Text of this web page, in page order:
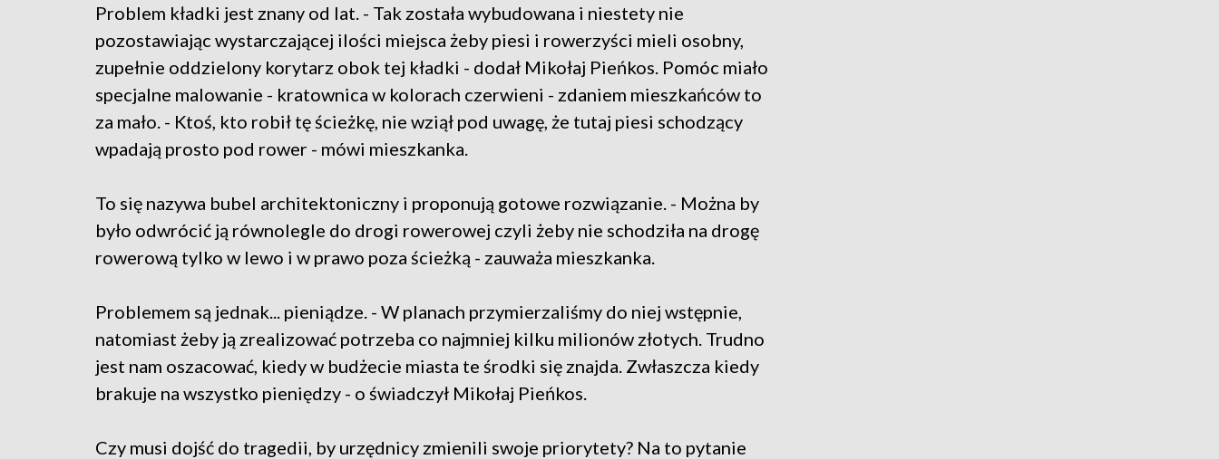
Problem kładki jest znany od lat. - Tak została wybudowana i niestety nie
pozostawiając wystarczającej ilości miejsca żeby piesi i rowerzyści mieli osobny,
zupełnie oddzielony korytarz obok tej kładki - dodał Mikołaj Pieńkos. Pomóc miało
specjalne malowanie - kratownica w kolorach czerwieni - zdaniem mieszkańców to
za mało. - Ktoś, kto robił tę ścieżkę, nie wziął pod uwagę, że tutaj piesi schodzący
wpadają prosto pod rower - mówi mieszkanka.
To się nazywa bubel architektoniczny i proponują gotowe rozwiązanie. - Można by
było odwrócić ją równolegle do drogi rowerowej czyli żeby nie schodziła na drogę
rowerową tylko w lewo i w prawo poza ścieżką - zauważa mieszkanka.
Problemem są jednak... pieniądze. - W planach przymierzaliśmy do niej wstępnie,
natomiast żeby ją zrealizować potrzeba co najmniej kilku milionów złotych. Trudno
jest nam oszacować, kiedy w budżecie miasta te środki się znajda. Zwłaszcza kiedy
brakuje na wszystko pieniędzy - o świadczył Mikołaj Pieńkos.
Czy musi dojść do tragedii, by urzędnicy zmienili swoje priorytety? Na to pytanie